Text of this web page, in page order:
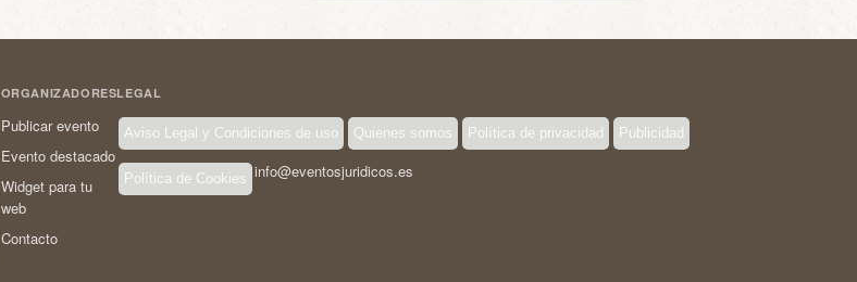
ORGANIZADORES
Publicar evento
Evento destacado
Widget para tu
web
Contacto
LEGAL
Aviso Legal y Condiciones de uso Quienes somos Política de privacidad Publicidad
Política de Cookies info@eventosjuridicos.es